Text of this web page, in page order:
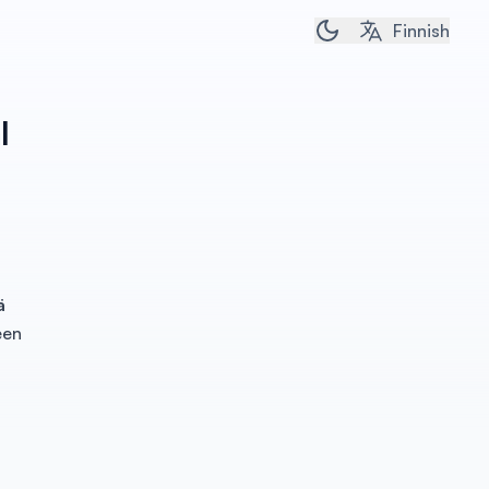
Toggle dark/light
Finnish